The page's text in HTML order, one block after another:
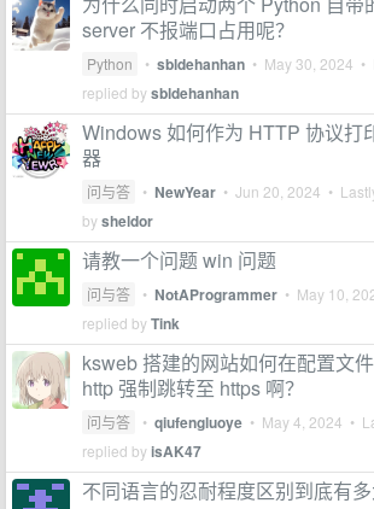
server 不报端口占用呢？
Python • sbldehanhan • May 30, 2024 •
replied bysbldehanhan
Windows 如何作为 HTTP 协议打
器
问与答 • NewYear • Jun 20, 2024 •
bysheldor
请教一个问题 win 问题
问与答 • NotAProgrammer • May 10,
replied byTink
ksweb 搭建的网站如何在配置文
http 强制跳转至 https 啊？
问与答 • qiufengluoye • May 4, 2024 •
replied byisAK47
不同语言的忍耐程度区别到底有